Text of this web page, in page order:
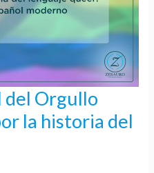
del Orgullo
la historia del